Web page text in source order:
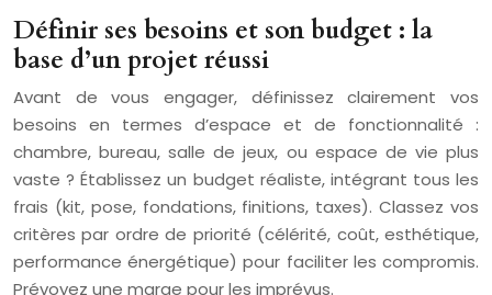
Définir ses besoins et son budget : la
base d’un projet réussi
Avant de vous engager, définissez clairement vos
besoins en termes d’espace et de fonctionnalité :
chambre, bureau, salle de jeux, ou espace de vie plus
vaste ? Établissez un budget réaliste, intégrant tous les
frais (kit, pose, fondations, finitions, taxes). Classez vos
critères par ordre de priorité (célérité, coût, esthétique,
performance énergétique) pour faciliter les compromis.
Prévoyez une marge pour les imprévus.